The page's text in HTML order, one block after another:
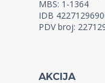
MBS: 1-1364
IDB
PDV broj:
AKCIJA